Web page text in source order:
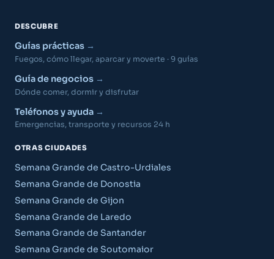
DESCUBRE
Guías prácticas
Fuegos, cómo llegar, aparcar y moverte · 9 guías
Guía de negocios
Dónde comer, dormir y disfrutar
Teléfonos y ayuda
Emergencias, transporte y recursos 24 h
OTRAS CIUDADES
Semana Grande de Castro-Urdiales
Semana Grande de Donostia
Semana Grande de Gijon
Semana Grande de Laredo
Semana Grande de Santander
Semana Grande de Soutomaior